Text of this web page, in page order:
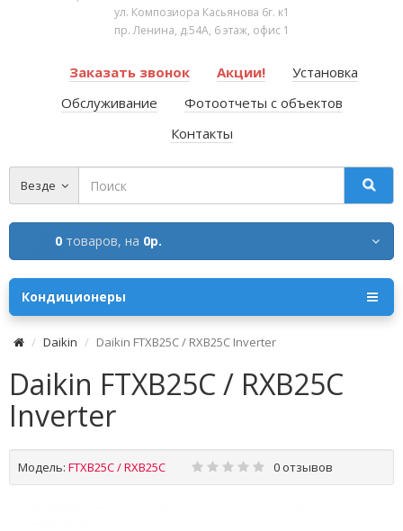
ул. Композиора Касьянова 6г. к1
пр. Ленина, д.54А, 6 этаж, офис 1
Заказать звонок Акции!
Установка
Обслуживание
Фотоотчеты с объектов
Контакты
Везде
0 товаров, на 0р.
Кондиционеры
Daikin Daikin FTXB25C / RXB25C Inverter
Daikin FTXB25C / RXB25C
Inverter
Модель: FTXB25C / RXB25C 0 отзывов